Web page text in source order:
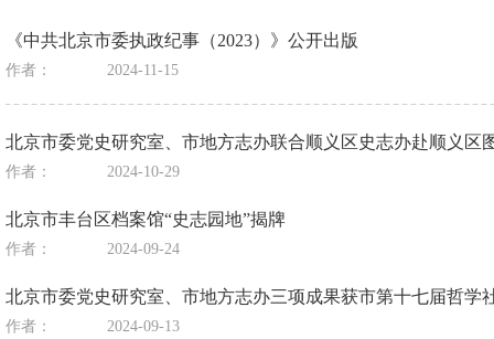
《中共北京市委执政纪事（2023）》公开出版
作者： 2024-11-15
北京市委党史研究室、市地方志办联合顺义区史志办赴顺义
作者： 2024-10-29
北京市丰台区档案馆“史志园地”揭牌
作者： 2024-09-24
北京市委党史研究室、市地方志办三项成果获市第十七届哲
作者： 2024-09-13